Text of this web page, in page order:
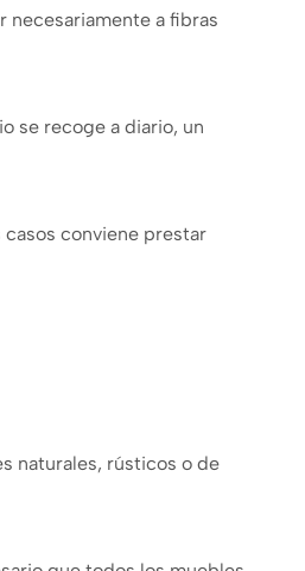
necesariamente a fibras
se recoge a diario, un
conviene prestar
naturales, rústicos o de